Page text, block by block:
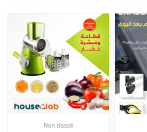
Non classé